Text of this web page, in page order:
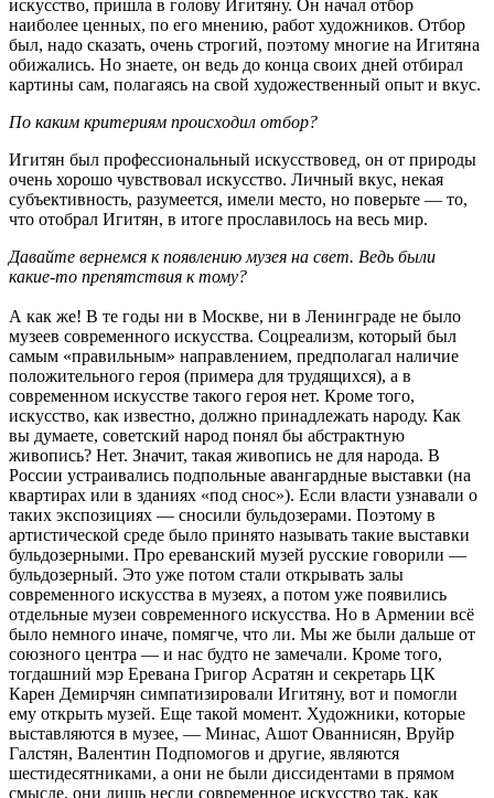
искусство, пришла в голову Игитяну. Он начал отбор
наиболее ценных, по его мнению, работ художников. Отбор
был, надо сказать, очень строгий, поэтому многие на Игитяна
обижались. Но знаете, он ведь до конца своих дней отбирал
картины сам, полагаясь на свой художественный опыт и вкус.
По каким критериям происходил отбор?
Игитян был профессиональный искусствовед, он от природы
очень хорошо чувствовал искусство. Личный вкус, некая
субъективность, разумеется, имели место, но поверьте — то,
что отобрал Игитян, в итоге прославилось на весь мир.
Давайте вернемся к появлению музея на свет. Ведь были
какие-то препятствия к тому?
А как же! В те годы ни в Москве, ни в Ленинграде не было
музеев современного искусства. Соцреализм, который был
самым «правильным» направлением, предполагал наличие
положительного героя (примера для трудящихся), а в
современном искусстве такого героя нет. Кроме того,
искусство, как известно, должно принадлежать народу. Как
вы думаете, советский народ понял бы абстрактную
живопись? Нет. Значит, такая живопись не для народа. В
России устраивались подпольные авангардные выставки (на
квартирах или в зданиях «под снос»). Если власти узнавали о
таких экспозициях — сносили бульдозерами. Поэтому в
артистической среде было принято называть такие выставки
бульдозерными. Про ереванский музей русские говорили —
бульдозерный. Это уже потом стали открывать залы
современного искусства в музеях, а потом уже появились
отдельные музеи современного искусства. Но в Армении всё
было немного иначе, помягче, что ли. Мы же были дальше от
союзного центра — и нас будто не замечали. Кроме того,
тогдашний мэр Еревана Григор Асратян и секретарь ЦК
Карен Демирчян симпатизировали Игитяну, вот и помогли
ему открыть музей. Еще такой момент. Художники, которые
выставляются в музее, — Минас, Ашот Ованнисян, Вруйр
Галстян, Валентин Подпомогов и другие, являются
шестидесятниками, а они не были диссидентами в прямом
смысле, они лишь несли современное искусство так, как